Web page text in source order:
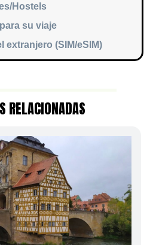
Hostels
su viaje
extranjero (SIM/eSIM)
RELACIONADAS